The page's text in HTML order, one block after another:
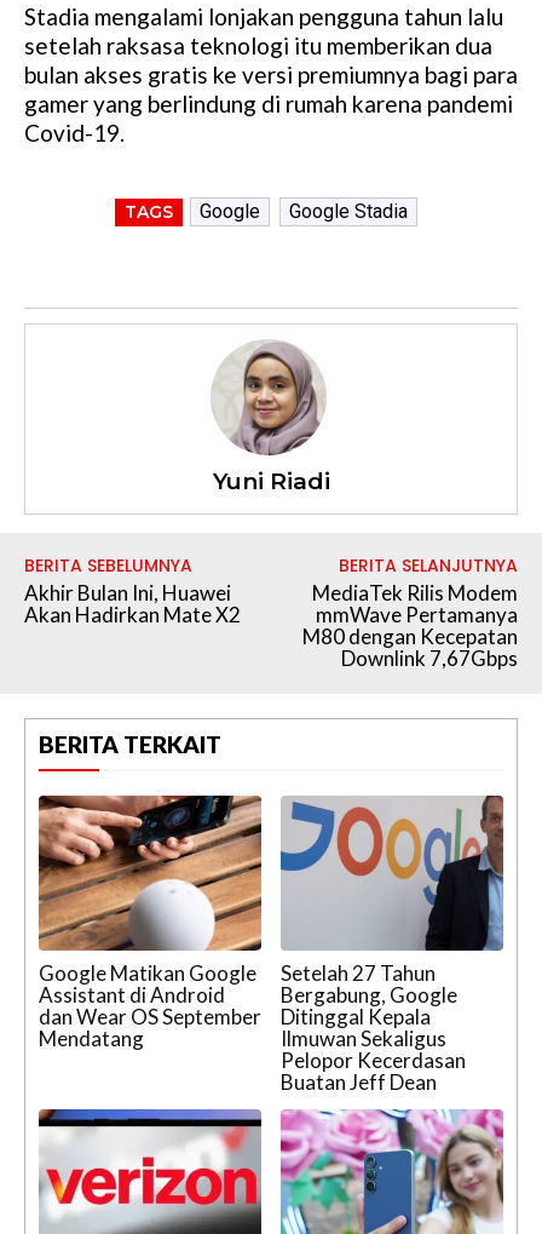
Stadia mengalami lonjakan pengguna tahun lalu
setelah raksasa teknologi itu memberikan dua
bulan akses gratis ke versi premiumnya bagi para
gamer yang berlindung di rumah karena pandemi
Covid-19.
TAGS Google Google Stadia
Yuni Riadi
BERITA SEBELUMNYA
Akhir Bulan Ini, Huawei
Akan Hadirkan Mate X2
BERITA SELANJUTNYA
MediaTek Rilis Modem
mmWave Pertamanya
M80 dengan Kecepatan
Downlink 7,67Gbps
BERITA TERKAIT
Google Matikan Google
Assistant di Android
dan Wear OS September
Mendatang
Setelah 27 Tahun
Bergabung, Google
Ditinggal Kepala
Ilmuwan Sekaligus
Pelopor Kecerdasan
Buatan Jeff Dean